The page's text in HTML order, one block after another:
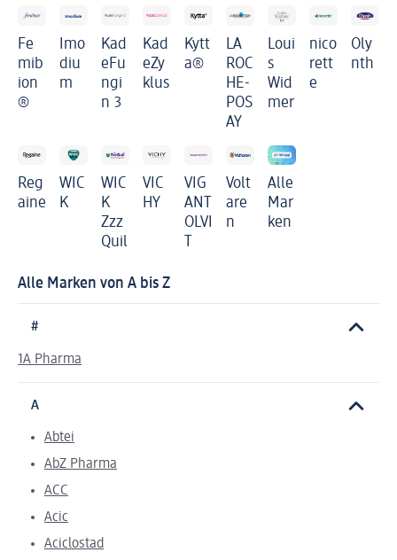
Fe
mib
ion
®
Imo
diu
m
Kad
eFu
ngi
n 3
Kad
eZy
klus
Kytt
a®
LA
ROC
HE-
POS
AY
Loui
s
Wid
mer
nico
rett
e
Oly
nth
Reg
aine
WIC
K
WIC
K
Zzz
Quil
VIC
HY
VIG
ANT
OLVI
Volt
are
n
Alle
Mar
ken
Alle Marken von A bis Z
#
1A Pharma
A
Abtei
AbZ Pharma
ACC
Acic
Aciclostad